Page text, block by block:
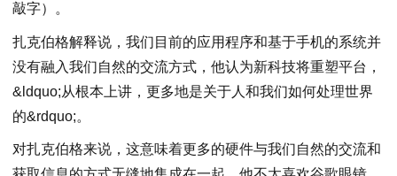
敲字）。
扎克伯格解释说，我们目前的应用程序和基于手机的系统并
没有融入我们自然的交流方式，他认为新科技将重塑平台，
&ldquo;从根本上讲，更多地是关于人和我们如何处理世界
的&rdquo;。
对扎克伯格来说，这意味着更多的硬件与我们自然的交流和